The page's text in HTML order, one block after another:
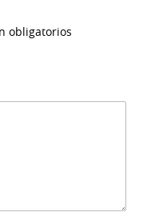
obligatorios